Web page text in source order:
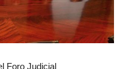
Foro Judicial